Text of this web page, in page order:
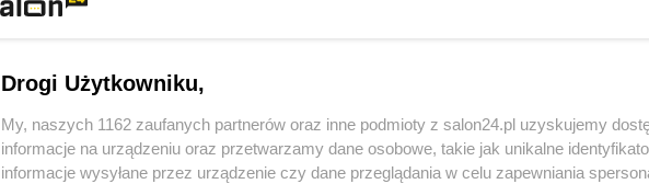
Drogi Użytkowniku,
My, naszych 1162 zaufanych partnerów oraz inne podmioty z salon24.pl uzyskujemy
informacje na urządzeniu oraz przetwarzamy dane osobowe, takie jak unikalne
informacje wysyłane przez urządzenie czy dane przeglądania w celu zapewniania